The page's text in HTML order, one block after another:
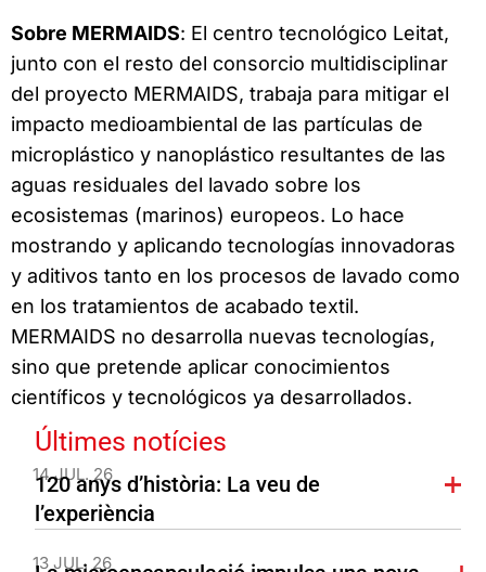
Sobre MERMAIDS: El centro tecnológico Leitat,
junto con el resto del consorcio multidisciplinar
del proyecto MERMAIDS, trabaja para mitigar el
impacto medioambiental de las partículas de
microplástico y nanoplástico resultantes de las
aguas residuales del lavado sobre los
ecosistemas (marinos) europeos. Lo hace
mostrando y aplicando tecnologías innovadoras
y aditivos tanto en los procesos de lavado como
en los tratamientos de acabado textil.
MERMAIDS no desarrolla nuevas tecnologías,
sino que pretende aplicar conocimientos
científicos y tecnológicos ya desarrollados.
Últimes notícies
14 JUL. 26
120 anys d’història: La veu de
l’experiència
13 JUL. 26